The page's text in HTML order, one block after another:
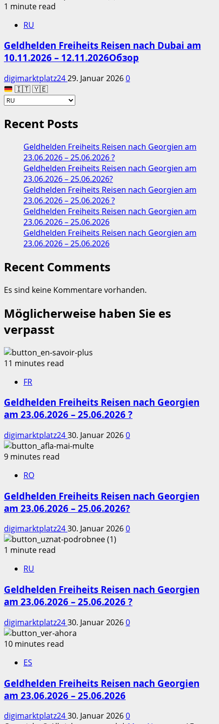
1 minute read
RU
Geldhelden Freiheits Reisen nach Dubai am
10.11.2026 – 12.11.2026Обзор
digimarktplatz2429. Januar 20260
🇮🇹 🇾🇪
Recent Posts
Geldhelden Freiheits Reisen nach Georgien am
23.06.2026 – 25.06.2026 ?
Geldhelden Freiheits Reisen nach Georgien am
23.06.2026 – 25.06.2026?
Geldhelden Freiheits Reisen nach Georgien am
23.06.2026 – 25.06.2026 ?
Geldhelden Freiheits Reisen nach Georgien am
23.06.2026 – 25.06.2026
Geldhelden Freiheits Reisen nach Georgien am
23.06.2026 – 25.06.2026
Recent Comments
Es sind keine Kommentare vorhanden.
Möglicherweise haben Sie es
verpasst
11 minutes read
FR
Geldhelden Freiheits Reisen nach Georgien
am 23.06.2026 – 25.06.2026 ?
digimarktplatz2430. Januar 20260
9 minutes read
RO
Geldhelden Freiheits Reisen nach Georgien
am 23.06.2026 – 25.06.2026?
digimarktplatz2430. Januar 20260
1 minute read
RU
Geldhelden Freiheits Reisen nach Georgien
am 23.06.2026 – 25.06.2026 ?
digimarktplatz2430. Januar 20260
10 minutes read
ES
Geldhelden Freiheits Reisen nach Georgien
am 23.06.2026 – 25.06.2026
digimarktplatz2430. Januar 20260